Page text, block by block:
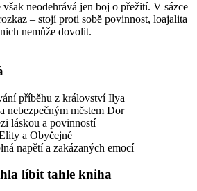
neodehrává jen boj o přežití. V sázce
– stojí proti sobě povinnost, loajalita
nemůže dovolit.
příběhu z království Ilya
nebezpečným městem Dor
láskou a povinností
a Obyčejné
napětí a zakázaných emocí
líbit tahle kniha